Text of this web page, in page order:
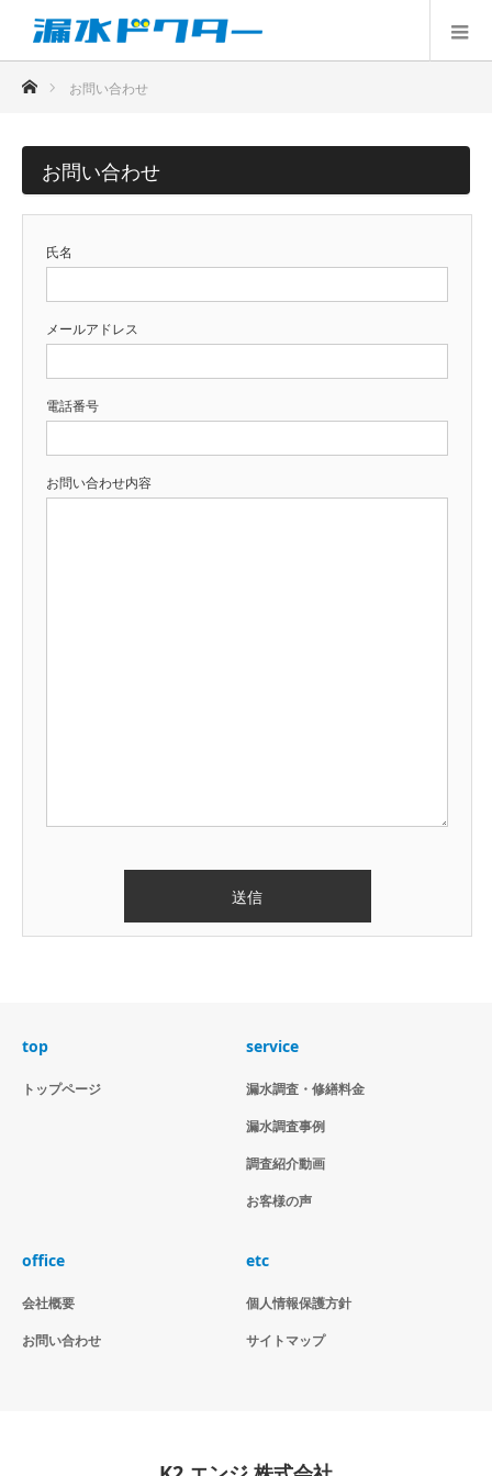
ホームお問い合わせ
お問い合わせ
氏名
メールアドレス
電話番号
お問い合わせ内容
top
トップページ
service
漏水調査・修繕料金
漏水調査事例
調査紹介動画
お客様の声
office
会社概要
お問い合わせ
etc
個人情報保護方針
サイトマップ